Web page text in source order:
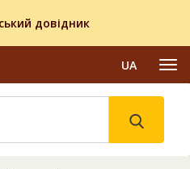
довідник
UA